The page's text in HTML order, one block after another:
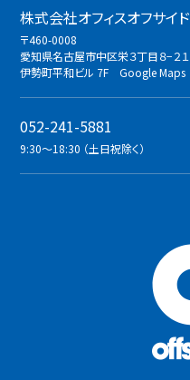
株式会社オフィスオフサイド
〒460-0008
愛知県名古屋市中区栄３丁目８−２１
伊勢町平和ビル 7FGoogle Maps
052-241-5881
9:30〜18:30 （土日祝除く）